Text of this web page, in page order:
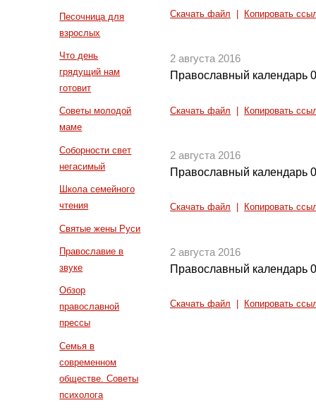
Песочница для
взрослых
Что день
грядущий нам
готовит
Советы молодой
маме
Соборности свет
негасимый
Школа семейного
чтения
Святые жены Руси
Православие в
звуке
Обзор
православной
прессы
Семья в
современном
обществе. Советы
психолога
Скачать файл Копировать
2 августа 2016
Православный календарь
Скачать файл Копировать
2 августа 2016
Православный календарь
Скачать файл Копировать
2 августа 2016
Православный календарь
Скачать файл Копировать